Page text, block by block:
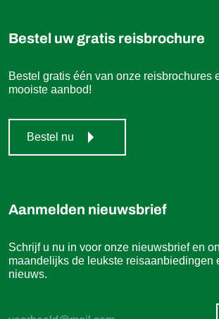
Bestel uw gratis reisbrochure
Bestel gratis één van onze reisbrochures
mooiste aanbod!
Bestel nu
Aanmelden nieuwsbrief
Schrijf u nu in voor onze nieuwsbrief en
maandelijks de leukste reisaanbiedingen
nieuws.